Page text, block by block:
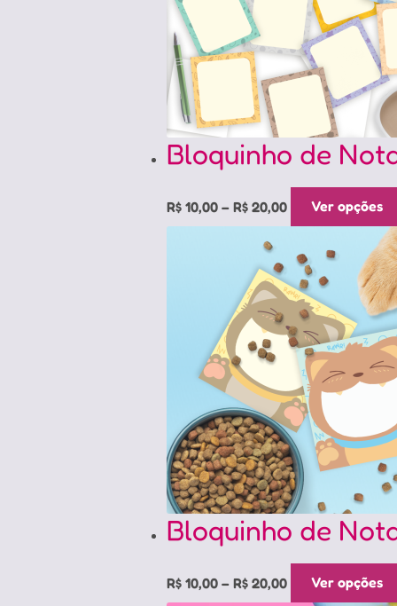
Bloquinho de
R$ 10,00 – R$ 20,00
through
R$ 20,00
Ver opções
Bloquinho de
R$ 10,00 – R$ 20,00 Ver opções